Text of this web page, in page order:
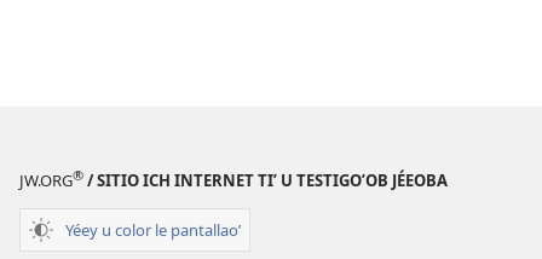
JW.ORG® / SITIO ICH INTERNET TIʼ U TESTIGOʼOB JÉEOBA
Yéey u color le pantallaoʼ